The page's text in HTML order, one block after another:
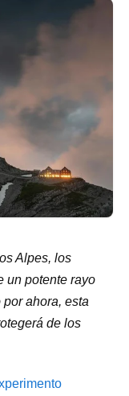
Alpes, los
un potente rayo
ahora, esta
de los